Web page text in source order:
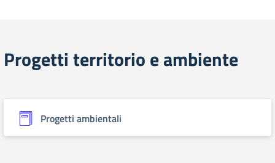
Progetti territorio e ambiente
Progetti ambientali